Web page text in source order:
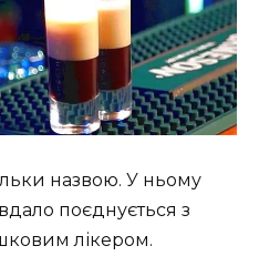
назвою. У ньому
поєднується з
лікером.